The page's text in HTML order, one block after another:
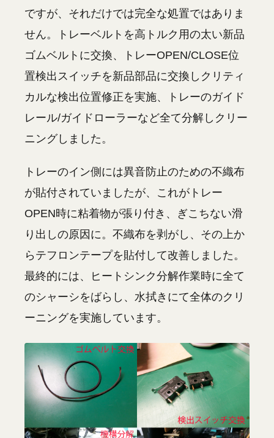
ですが、それだけでは完全な処置ではありま
せん。トレーベルトを高トルク用の太い新品
ゴムベルトに交換、トレーOPEN/CLOSE位
置検出スイッチを新品部品に交換しクリティ
カルな検出位置修正を実施、トレーのガイド
レール/ガイドローラーなど全て分解しクリー
ニングしました。
トレーのイン側には異音防止のための不織布
が貼付されていましたが、これがトレー
OPEN時に粘着物が張り付き、ぎこちない滑
り出しの原因に。不織布を剥がし、その上か
らテフロンテープを貼付して改善しました。
最終的には、ヒートシンク分解作業時に全て
のシャーシをばらし、水拭きにて全体のクリ
ーニングを実施しています。